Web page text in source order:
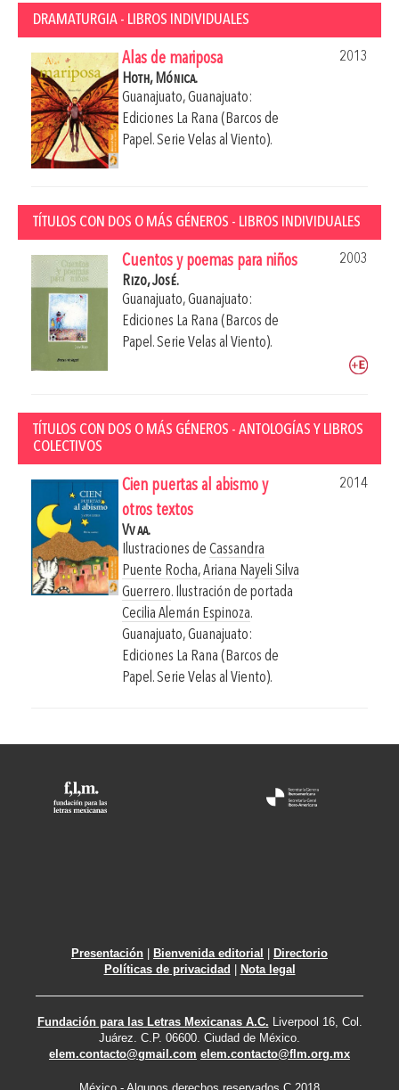
DRAMATURGIA - LIBROS INDIVIDUALES
Alas de mariposa
2013
Hoth, Mónica.
Guanajuato, Guanajuato:
Ediciones La Rana (Barcos de
Papel. Serie Velas al Viento).
TÍTULOS CON DOS O MÁS GÉNEROS - LIBROS INDIVIDUALES
Cuentos y poemas para niños
2003
Rizo, José.
Guanajuato, Guanajuato:
Ediciones La Rana (Barcos de
Papel. Serie Velas al Viento).
TÍTULOS CON DOS O MÁS GÉNEROS - ANTOLOGÍAS Y LIBROS
COLECTIVOS
Cien puertas al abismo y
otros textos
2014
Vv aa.
Ilustraciones de Cassandra
Puente Rocha,Ariana Nayeli Silva
Guerrero. Ilustración de portada
Cecilia Alemán Espinoza.
Guanajuato, Guanajuato:
Ediciones La Rana (Barcos de
Papel. Serie Velas al Viento).
Presentación Bienvenida editorial
Directorio
Políticas de privacidad
Nota legal
Fundación para las Letras Mexicanas A.C. Liverpool 16, Col.
Juárez. C.P. 06600. Ciudad de México.
elem.contacto@gmail.com elem.contacto@flm.org.mx